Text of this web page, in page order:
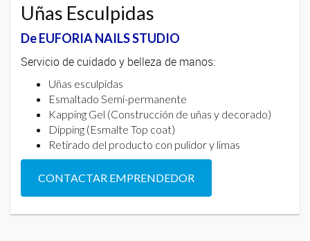
Uñas Esculpidas
De EUFORIA NAILS STUDIO
Servicio de cuidado y belleza de manos:
Uñas esculpidas
Esmaltado Semi-permanente
Kapping Gel (Construcción de uñas y decorado)
Dipping (Esmalte Top coat)
Retirado del producto con pulidor y limas
CONTACTAR EMPRENDEDOR